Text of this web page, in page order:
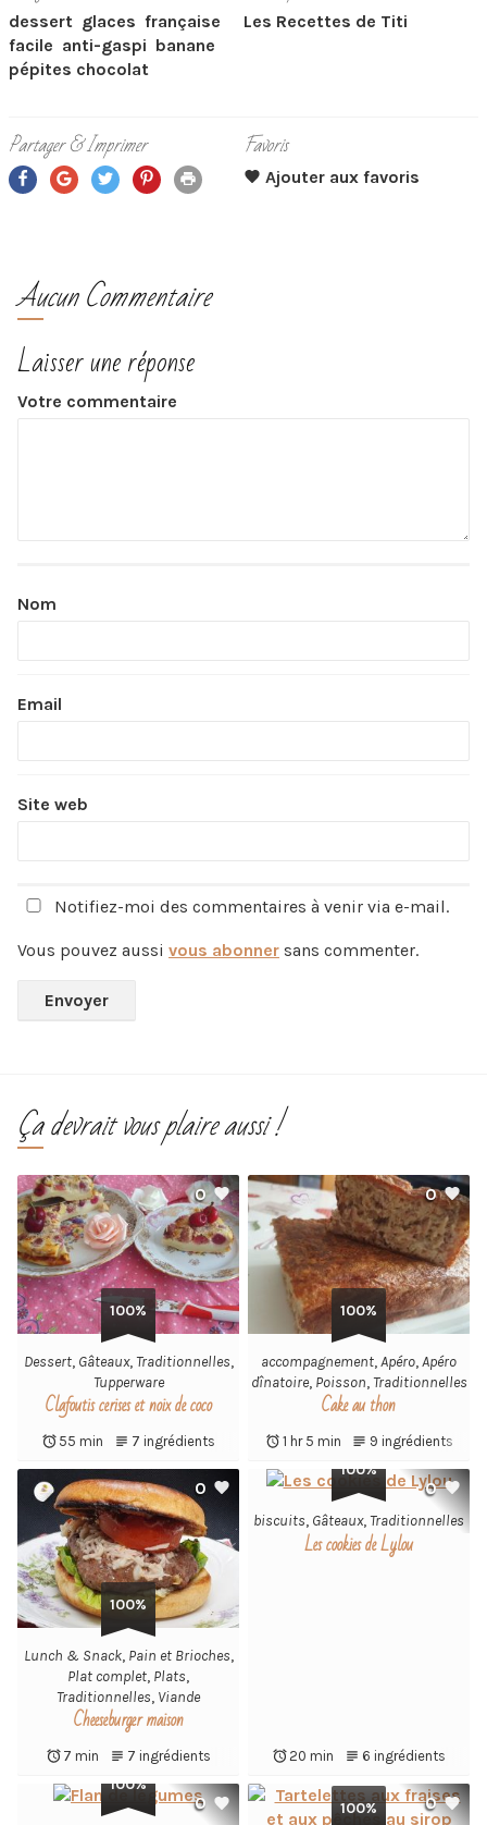
dessert glaces française
facile anti-gaspi banane
pépites chocolat
Les Recettes de Titi
Partager & Imprimer Favoris
Aucun Commentaire
Laisser une réponse
Votre commentaire
Nom
Email
Site web
Notifiez-moi des commentaires à venir via e-mail.
Vous pouvez aussi vous abonner sans commenter.
Ça devrait vous plaire aussi !
100%
0
Dessert, Gâteaux,Traditionnelles,
Tupperware
Clafoutis cerises et noix de coco
55 min 7 ingrédients
100%
0
accompagnement,Apéro,Apéro
dînatoire, Poisson,Traditionnelles
Cake au thon
1 hr 5 min 9 ingrédients
100%
0
Lunch & Snack, Pain et Brioches,
Plat complet, Plats,
Traditionnelles, Viande
Cheeseburger maison
7 min 7 ingrédients
100%
0
biscuits, Gâteaux,Traditionnelles
Les cookies de Lylou
20 min 6 ingrédients
100%
0 100% 0